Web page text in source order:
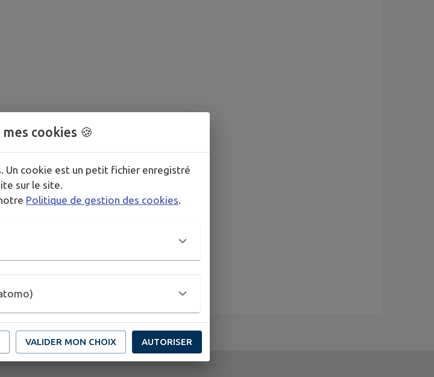
cookies 🍪
Un cookie est un petit fichier enregistré
sur le site.
Politique de gestion des cookies
VALIDER MON CHOIX AUTORISER